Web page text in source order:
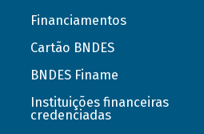
Financiamentos
Cartão BNDES
BNDES Finame
Instituições financeiras
credenciadas